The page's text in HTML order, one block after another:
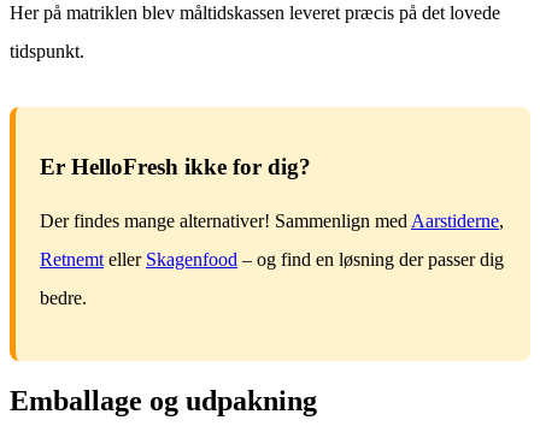
Her på matriklen blev måltidskassen leveret præcis på det lovede
tidspunkt.
Er HelloFresh ikke for dig?
Der findes mange alternativer! Sammenlign med Aarstiderne,
Retnemt eller Skagenfood – og find en løsning der passer dig
bedre.
Emballage og udpakning